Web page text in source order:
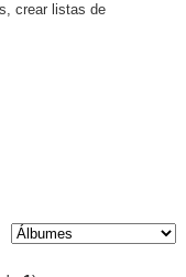
crear listas de